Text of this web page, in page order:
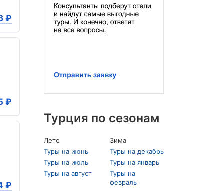
₽
₽
₽
Турция по сезонам
Лето
Туры на июнь
Туры на июль
Туры на август
Зима
Туры на декабрь
Туры на январь
Туры на
февраль